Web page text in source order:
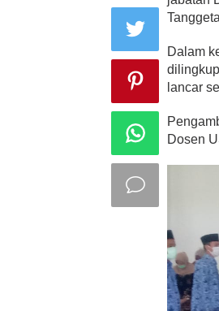
Dalam
lancar
Dosen